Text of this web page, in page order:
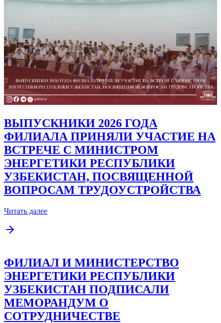
ВЫПУСКНИКИ 2026 ГОДА
ФИЛИАЛА ПРИНЯЛИ УЧАСТИЕ НА
ВСТРЕЧЕ С МИНИСТРОМ
ЭНЕРГЕТИКИ РЕСПУБЛИКИ
УЗБЕКИСТАН, ПОСВЯЩЕННОЙ
ВОПРОСАМ ТРУДОУСТРОЙСТВА
Читать далее
ФИЛИАЛ И МИНИСТЕРСТВО
ЭНЕРГЕТИКИ РЕСПУБЛИКИ
УЗБЕКИСТАН ПОДПИСАЛИ
МЕМОРАНДУМ О
СОТРУДНИЧЕСТВЕ